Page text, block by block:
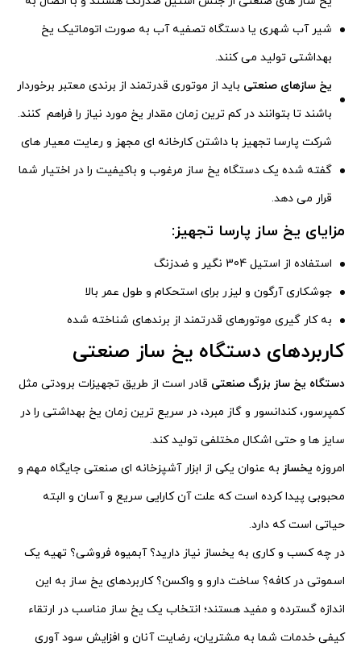
شیر آب شهری یا دستگاه تصفیه آب به صورت اتوماتیک یخ
بهداشتی تولید می کنند.
یخ سازهای صنعتی باید از موتوری قدرتمند از برندی معتبر برخوردار
باشند تا بتوانند در کم ترین زمان مقدار یخ مورد نیاز را فراهم کنند.
شرکت پارسا تجهیز با داشتن کارخانه ای مجهز و رعایت معیار های
گفته شده یک دستگاه یخ ساز مرغوب و باکیفیت را در اختیار شما
قرار می دهد.
مزایای یخ ساز پارسا تجهیز:
استفاده از استیل 304 نگیر و ضدزنگ
جوشکاری آرگون و لیزر برای استحکام و طول عمر بالا
به کار گیری موتورهای قدرتمند از برندهای شناخته شده
کاربردهای دستگاه یخ ساز صنعتی
دستگاه یخ ساز بزرگ صنعتی قادر است از طریق تجهیزات برودتی مثل
کمپرسور، کندانسور و گاز مبرد، در سریع ترین زمان یخ بهداشتی را در
سایز ها و حتی اشکال مختلفی تولید کند.
امروزه یخساز به عنوان یکی از ابزار آشپزخانه ای صنعتی جایگاه مهم و
محبوبی پیدا کرده است که علت آن کارایی سریع و آسان و البته
حیاتی است که دارد.
در چه کسب و کاری به یخساز نیاز دارید؟ آبمیوه فروشی؟ تهیه یک
اسموتی در کافه؟ ساخت دارو و واکسن؟ کاربردهای یخ ساز به این
اندازه گسترده و مفید هستند؛ انتخاب یک یخ ساز مناسب در ارتقاء
کیفی خدمات شما به مشتریان، رضایت آنان و افزایش سود آوری